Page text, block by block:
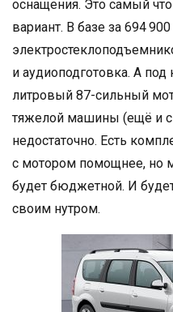
оснащения. Это самый
вариант. В базе за 694
и аудиоподготовка. А
литровый 87-сильный
тяжелой машины (ещё и с
недостаточно. Есть
с мотором помощнее, но
будет бюджетной. И
своим нутром.